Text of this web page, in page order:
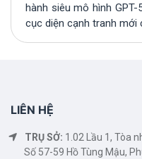
hành siêu mô hình
cục diện cạnh tranh mới
LIÊN HỆ
TRỤ SỞ: 1.02 Lầu 1, Tòa
Số 57-59 Hồ Tùng Mậu,